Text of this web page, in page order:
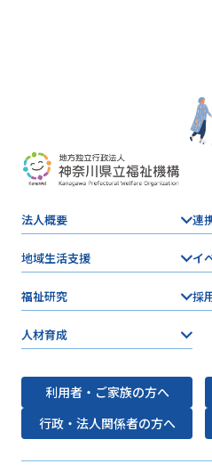
法人概要
地域生活支援
福祉研究
人材育成
連
イ
採
利用者・ご家族の方へ
行政・法人関係者の方へ